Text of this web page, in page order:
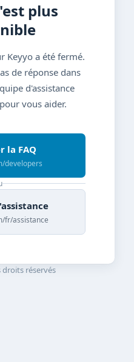
plus
Keyyo a été fermé.
de réponse dans
d'assistance
vous aider.
la FAQ
developers
fr/assistance
réservés